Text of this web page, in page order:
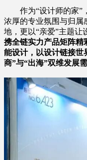
作为“设计师的家”，
浓厚的专业氛围与归属
地，更以“亲爱”主题让
携全链实力产品矩阵精
能设计，以设计链接世
商”与“出海”双维发展需